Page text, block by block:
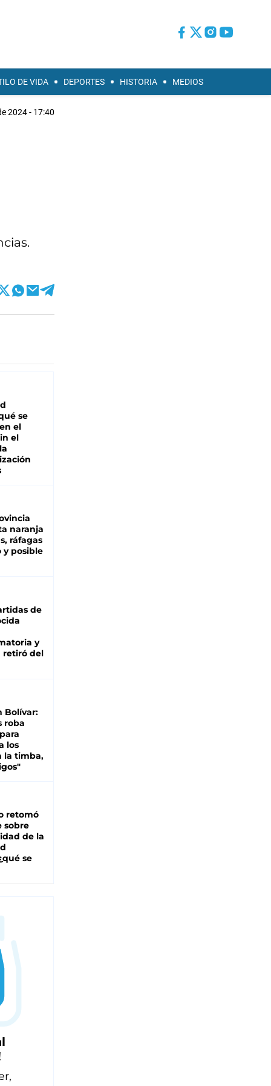
DE VIDA DEPORTES HISTORIA MEDIOS
2024 - 17:40
se
el
el
naranja
ráfagas
y posible
de
y
retiró del
Bolívar:
roba
los
la timba,
retomó
sobre
de la
se